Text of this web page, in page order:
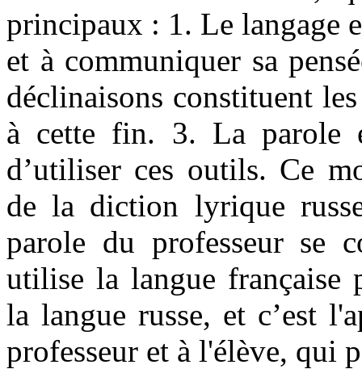
principaux : 1. Le langage
et à communiquer sa
déclinaisons constituent
à cette fin. 3. La parole
d’utiliser ces outils. Ce
de la diction lyrique
parole du professeur se
utilise la langue française
la langue russe, et c’est
professeur et à l'élève, qui